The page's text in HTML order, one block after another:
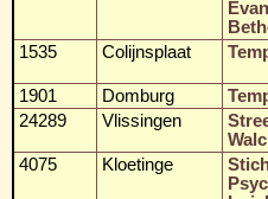
1535 Colijnsplaat
1901 Domburg
24289
Vlissingen
4075
Kloetinge